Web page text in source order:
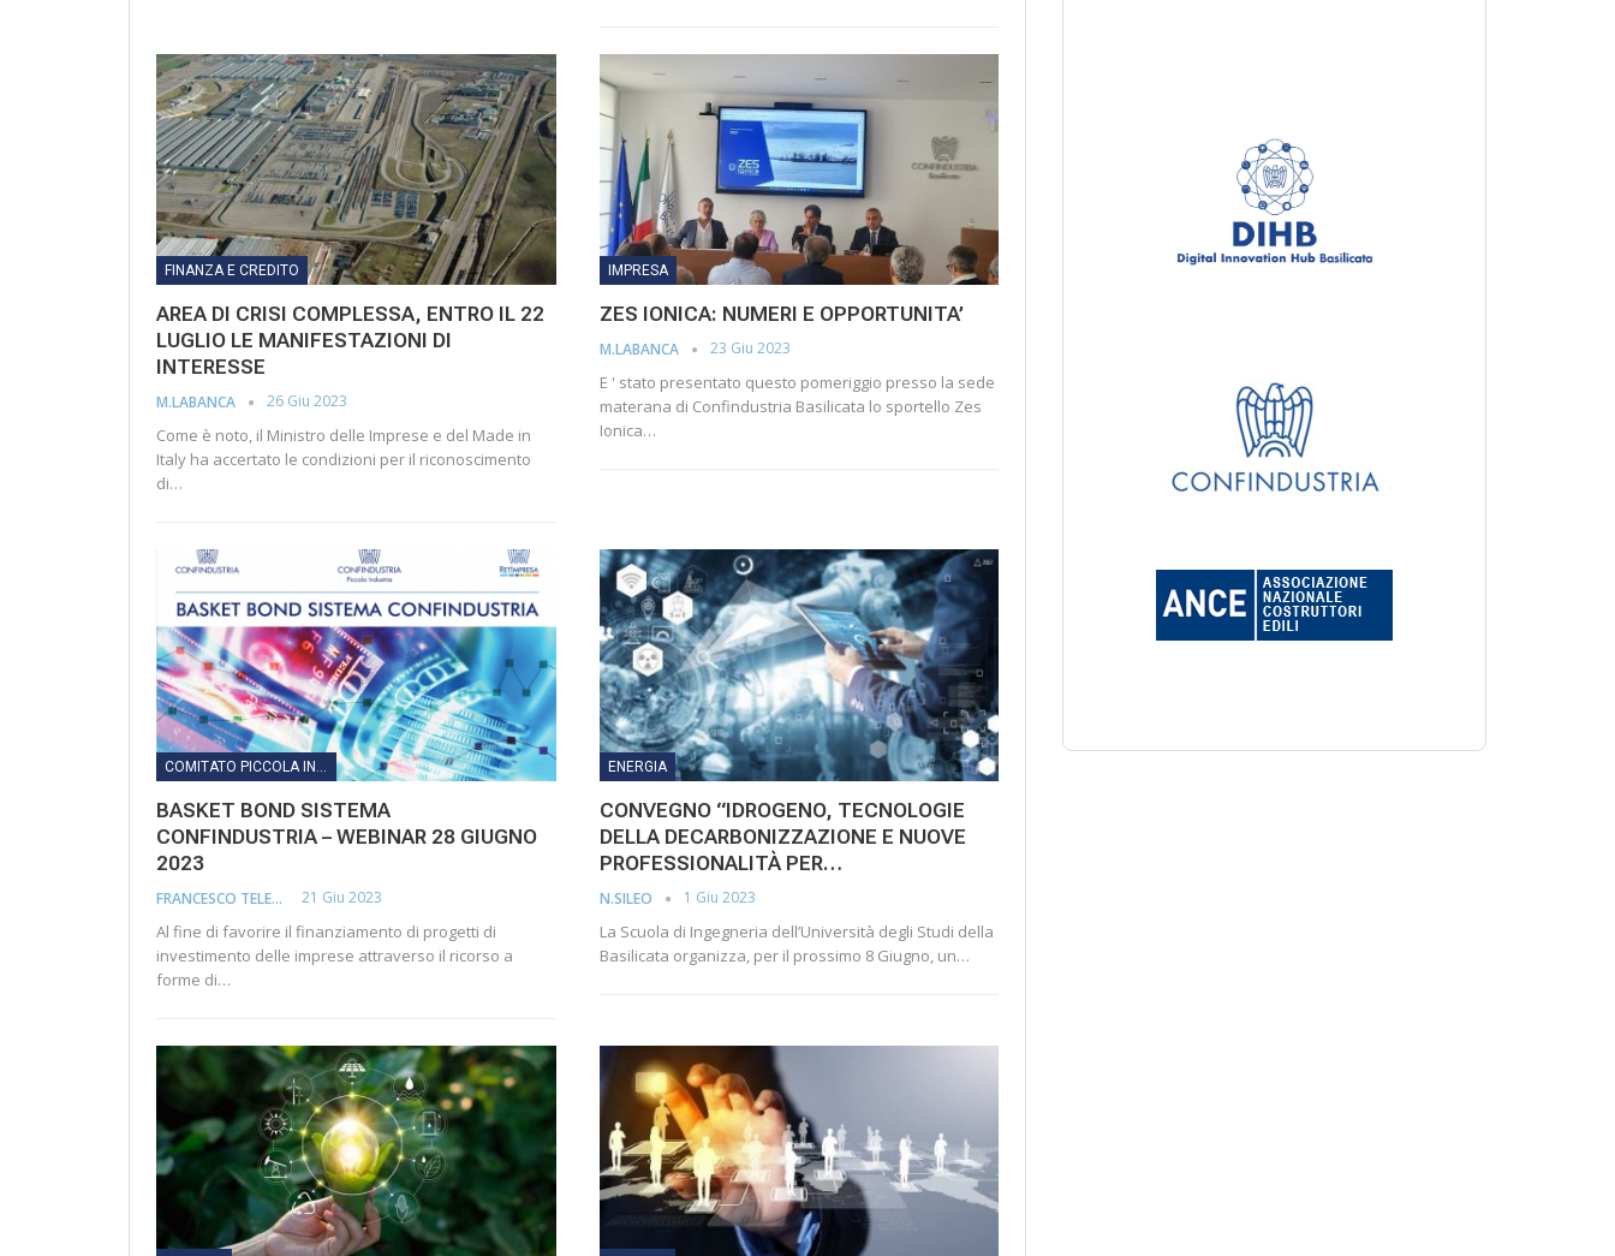
FINANZA E CREDITO
AREA DI CRISI COMPLESSA, ENTRO IL 22
LUGLIO LE MANIFESTAZIONI DI
INTERESSE
M.LABANCA 26 Giu 2023
Come è noto, il Ministro delle Imprese e del Made in
Italy ha accertato le condizioni per il riconoscimento
di…
IMPRESA
ZES IONICA: NUMERI E OPPORTUNITA’
M.LABANCA 23 Giu 2023
E ' stato presentato questo pomeriggio presso la sede
materana di Confindustria Basilicata lo sportello Zes
Ionica…
COMITATO PICCOLA INDUSTRIA
BASKET BOND SISTEMA
CONFINDUSTRIA – WEBINAR 28 GIUGNO
2023
FRANCESCO TELESCA 21 Giu 2023
Al fine di favorire il finanziamento di progetti di
investimento delle imprese attraverso il ricorso a
forme di…
ENERGIA
CONVEGNO “IDROGENO, TECNOLOGIE
DELLA DECARBONIZZAZIONE E NUOVE
PROFESSIONALITÀ PER…
N.SILEO 1 Giu 2023
La Scuola di Ingegneria dell’Università degli Studi della
Basilicata organizza, per il prossimo 8 Giugno, un…